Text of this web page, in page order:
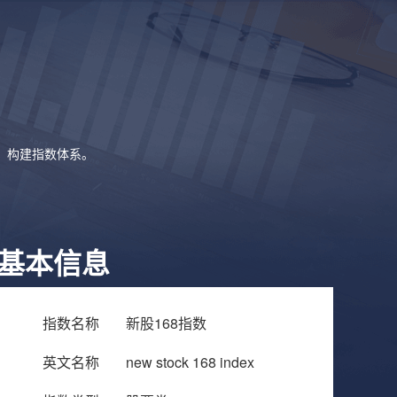
建指数体系。
本信息
指数名称
新股168指数
英文名称
new stock 168 index